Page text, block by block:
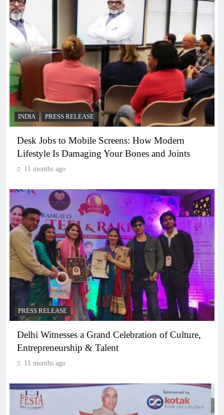
INDIA PRESS RELEASE
Desk Jobs to Mobile Screens: How Modern
Lifestyle Is Damaging Your Bones and Joints
11 months ago
PRESS RELEASE
Delhi Witnesses a Grand Celebration of Culture,
Entrepreneurship & Talent
11 months ago